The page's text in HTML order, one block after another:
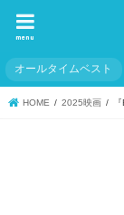
menu
オールタイムベスト
HOME 2025映画